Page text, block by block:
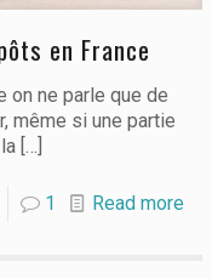
en France
on ne parle que de
même si une partie
[…]
1 Read more